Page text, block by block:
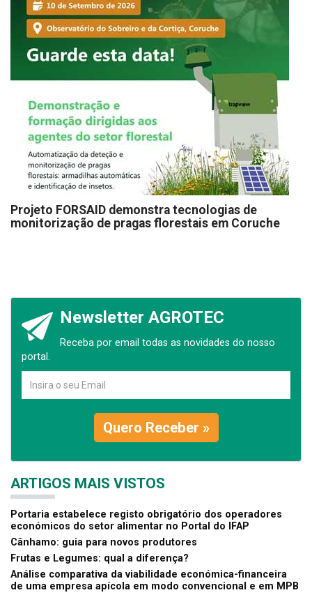
Projeto FORSAID demonstra tecnologias de
monitorização de pragas florestais em Coruche
Newsletter AGROTEC
Receba por email todas as novidades do nosso
portal.
Quero Receber »
ARTIGOS MAIS VISTOS
Portaria estabelece registo obrigatório dos operadores
económicos do setor alimentar no Portal do IFAP
Cânhamo: guia para novos produtores
Frutas e Legumes: qual a diferença?
Análise comparativa da viabilidade económica-financeira
de uma empresa apícola em modo convencional e em MPB